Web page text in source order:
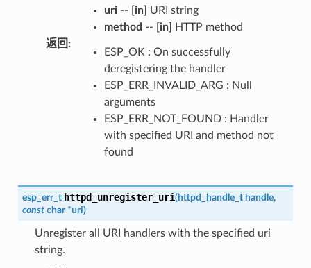
uri-- [in]
URI string
method -- [in]
HTTP method
返回 :
ESP_OK : On successfully
deregistering the handler
ESP_ERR_INVALID_ARG : Null
arguments
ESP_ERR_NOT_FOUND : Handler
with specified URI and method not
found
esp_err_t httpd_unregister_uri(httpd_handle_t handle,
const char *uri)
Unregister all URI handlers with the specified uri
string.